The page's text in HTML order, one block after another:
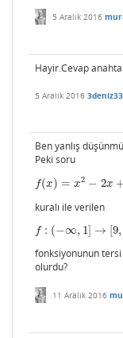
5 Aralık 2016
Hayir.Cevap
5 Aralık 2016 3deniz33
Ben yanlış
Peki soru
f(x) = x2 − 2x
f (x) =x2 −2 x+10
kuralı ile verilen
f : (−∞, 1] → [9,
f:(−∞, 1] →[9 ∞)
fonksiyonunun
olurdu?
11 Aralık 2016